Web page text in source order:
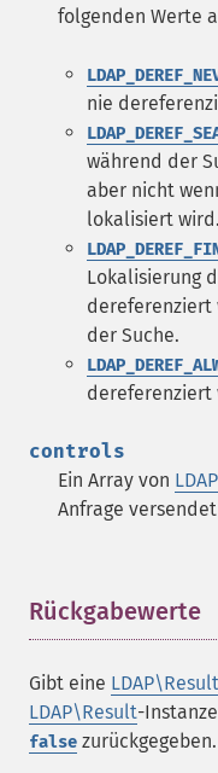
folgenden Werte
nie
während der
aber nicht
lokalisiert wird.
Lokalisierung
dereferenziert
der Suche.
dereferenziert
controls
Ein Array von
Anfrage
Rückgabewerte
Gibt eine LDAP\Result
LDAP\Result-
false zurückgegeben.